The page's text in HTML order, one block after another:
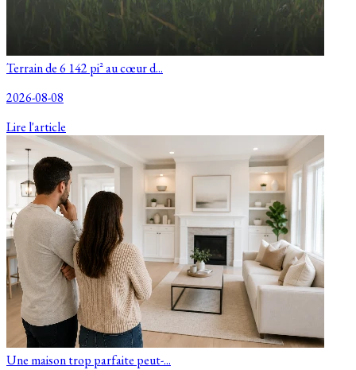
Terrain de 6 142 pi² au cœur d...
2026-08-08
Lire l'article
Une maison trop parfaite peut-...